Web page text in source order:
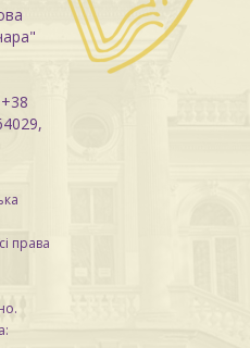
права